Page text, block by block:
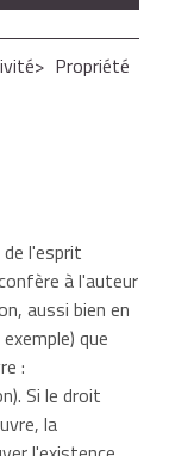
Propriété
l'esprit
à l'auteur
aussi bien en
que
:
Si le droit
la